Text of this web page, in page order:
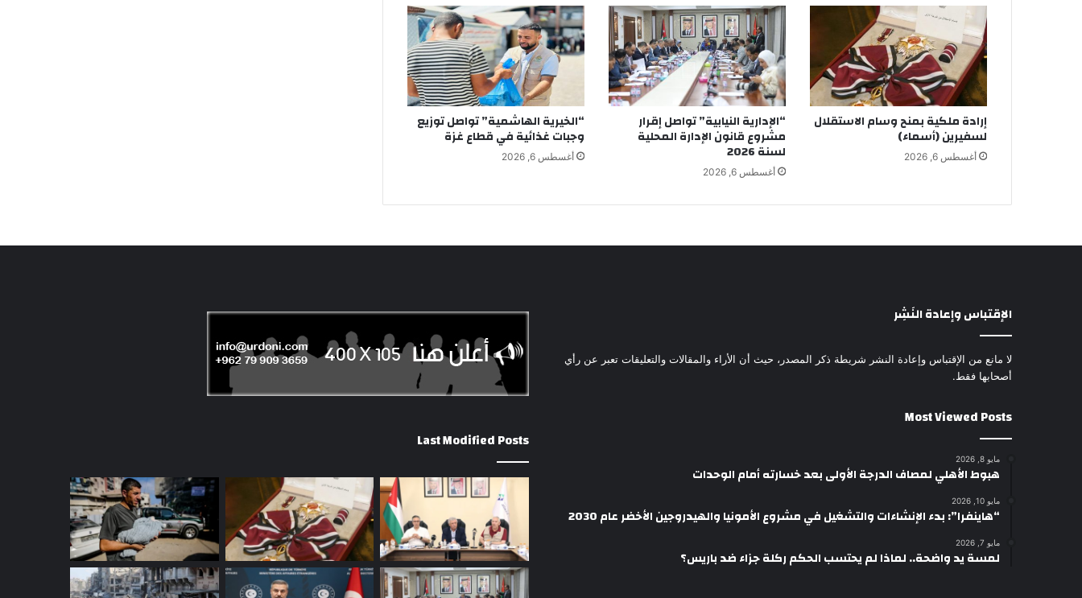
إرادة ملكية بمنح وسام الاستقلال
لسفيرين (أسماء)
أغسطس 6, 2026
“الإدارية النيابية” تواصل إقرار
مشروع قانون الإدارة المحلية
لسنة 2026
أغسطس 6, 2026
“الخيرية الهاشمية” تواصل توزيع
وجبات غذائية في قطاع غزة
أغسطس 6, 2026
الإقتباس وإعادة النَشِر
لا مانع من الإقتباس وإعادة النشر شريطة ذكر المصدر، حيث أن الأراء والمقالات والتعليقات تعبر عن رأي
أصحابها فقط.
Most Viewed Posts
مايو 8, 2026
هبوط الأهلي لمصاف الدرجة الأولى بعد خسارته أمام الوحدات
مايو 10, 2026
“هاينفرا”: بدء الإنشاءات والتشغيل في مشروع الأمونيا والهيدروجين الأخضر عام 2030
مايو 7, 2026
لمسة يد واضحة.. لماذا لم يحتسب الحكم ركلة جزاء ضد باريس؟
Last Modified Posts